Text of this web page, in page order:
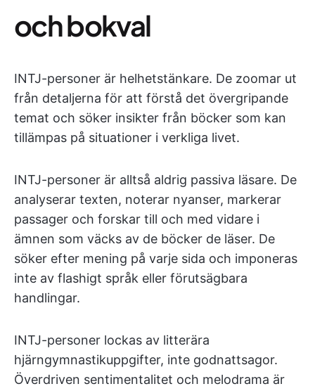
och bokval
INTJ-personer är helhetstänkare. De zoomar ut
från detaljerna för att förstå det övergripande
temat och söker insikter från böcker som kan
tillämpas på situationer i verkliga livet.
INTJ-personer är alltså aldrig passiva läsare. De
analyserar texten, noterar nyanser, markerar
passager och forskar till och med vidare i
ämnen som väcks av de böcker de läser. De
söker efter mening på varje sida och imponeras
inte av flashigt språk eller förutsägbara
handlingar.
INTJ-personer lockas av litterära
hjärngymnastikuppgifter, inte godnattsagor.
Överdriven sentimentalitet och melodrama är